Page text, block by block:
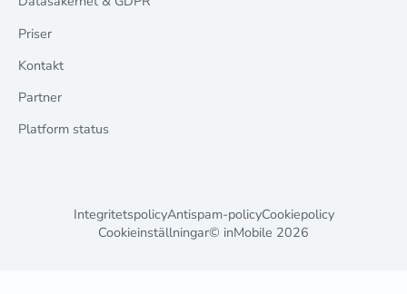
Priser
Kontakt
Partner
Platform status
IntegritetspolicyAntispam-policyCookiepolicy
Cookieinställningar© inMobile 2026